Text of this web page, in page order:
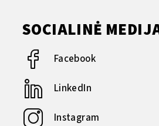
SOCIALINĖ
Facebook
LinkedIn
Instagram